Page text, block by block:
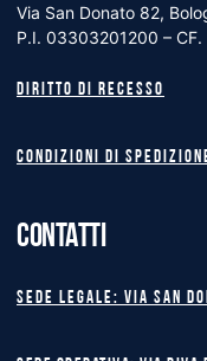
Via San Donato 82,
P.I. 03303201200 –
Diritto di recesso
Condizioni di
CONTATTI
Sede legale: Via San